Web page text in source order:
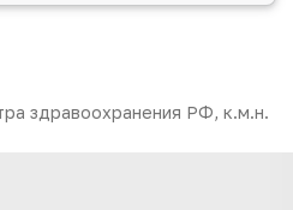
здравоохранения РФ, к.м.н.